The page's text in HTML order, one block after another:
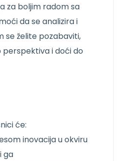
za boljim radom sa
da se analizira i
se želite pozabaviti,
perspektiva i doći do
će:
inovacija u okviru
ga